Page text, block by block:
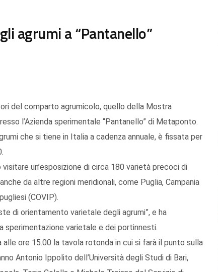
agrumi a “Pantanello”
del comparto agrumicolo, quello della Mostra
l’Azienda sperimentale “Pantanello” di Metaponto.
che si tiene in Italia a cadenza annuale, è fissata per
un’esposizione di circa 180 varietà precoci di
da altre regioni meridionali, come Puglia, Campania
(COVIP).
di orientamento varietale degli agrumi”, e ha
sperimentazione varietale e dei portinnesti.
ore 15.00 la tavola rotonda in cui si farà il punto sulla
Antonio Ippolito dell’Università degli Studi di Bari,